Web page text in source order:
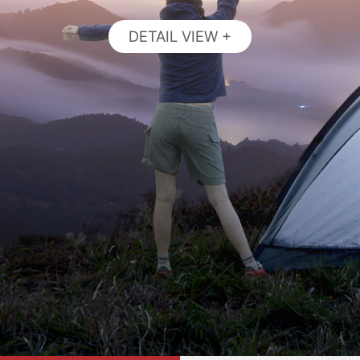
DETAIL VIEW +
DETAIL VIEW +
DETAIL VIEW +
DETAIL VIEW +
회복, 신용회복, 국세체납, 인큐베이팅, 정책자금, 재도전방